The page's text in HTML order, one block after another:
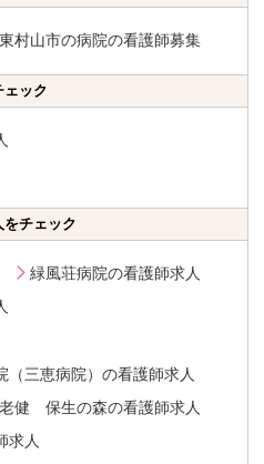
東村山市の病院の看護師募集
ェック
チェック
緑風荘病院の看護師求人
（三恵病院）の看護師求人
老健 保生の森の看護師求人
求人